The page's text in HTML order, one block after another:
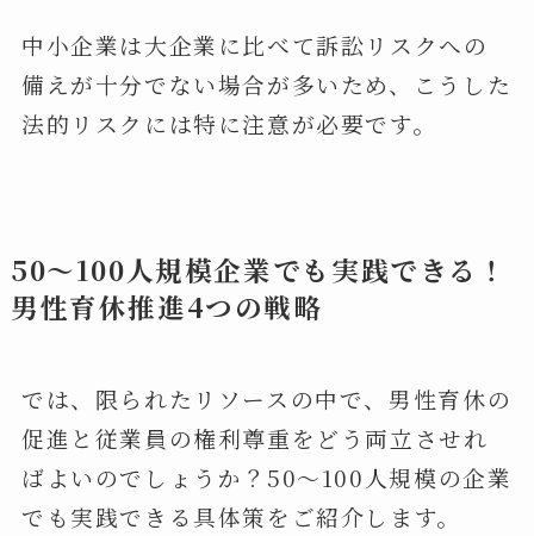
中小企業は大企業に比べて訴訟リスクへの
備えが十分でない場合が多いため、こうした
法的リスクには特に注意が必要です。
50～100人規模企業でも実践できる！
男性育休推進4つの戦略
では、限られたリソースの中で、男性育休の
促進と従業員の権利尊重をどう両立させれ
ばよいのでしょうか？50～100人規模の企業
でも実践できる具体策をご紹介します。